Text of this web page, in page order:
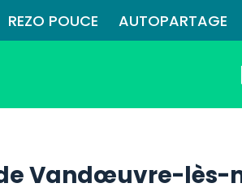
REZO POUCE AUTOPARTAGE
Vandœuvre-lès-